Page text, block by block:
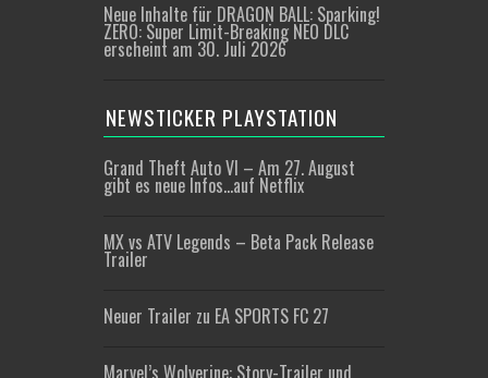
Neue Inhalte für DRAGON BALL: Sparking!
ZERO: Super Limit-Breaking NEO DLC
erscheint am 30. Juli 2026
NEWSTICKER PLAYSTATION
Grand Theft Auto VI – Am 27. August
gibt es neue Infos…auf Netflix
MX vs ATV Legends – Beta Pack Release
Trailer
Neuer Trailer zu EA SPORTS FC 27
Marvel’s Wolverine: Story-Trailer und